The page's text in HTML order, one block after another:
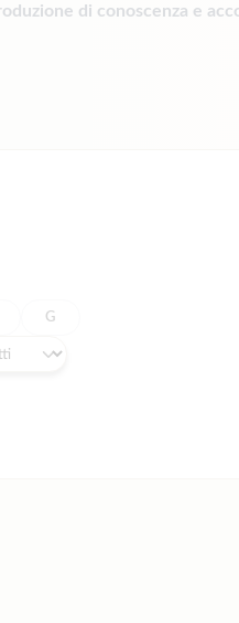
di conoscenza e
G